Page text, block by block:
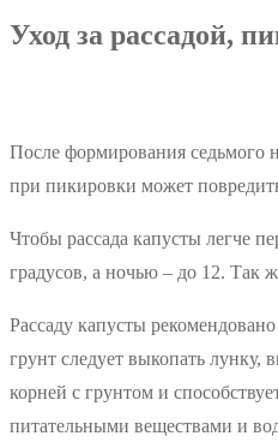
Уход за рассадой,
После формирования седьмого
при пикировки может
Чтобы рассада капусты легче
градусов, а ночью – до 12. Так
Рассаду капусты
грунт следует выкопать лунку,
корней с грунтом и
питательными веществами и